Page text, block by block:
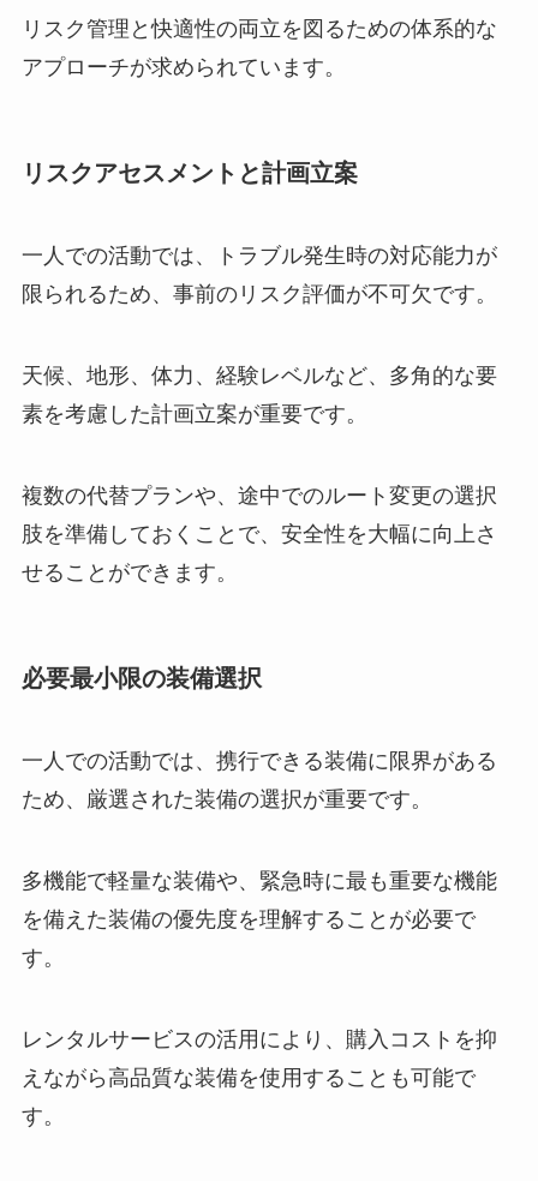
リスク管理と快適性の両立を図るための体系的な
アプローチが求められています。
リスクアセスメントと計画立案
一人での活動では、トラブル発生時の対応能力が
限られるため、事前のリスク評価が不可欠です。
天候、地形、体力、経験レベルなど、多角的な要
素を考慮した計画立案が重要です。
複数の代替プランや、途中でのルート変更の選択
肢を準備しておくことで、安全性を大幅に向上さ
せることができます。
必要最小限の装備選択
一人での活動では、携行できる装備に限界がある
ため、厳選された装備の選択が重要です。
多機能で軽量な装備や、緊急時に最も重要な機能
を備えた装備の優先度を理解することが必要で
す。
レンタルサービスの活用により、購入コストを抑
えながら高品質な装備を使用することも可能で
す。